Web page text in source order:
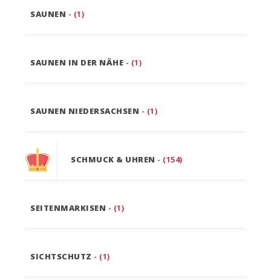
SAUNEN - (1)
SAUNEN IN DER NÄHE - (1)
SAUNEN NIEDERSACHSEN - (1)
SCHMUCK & UHREN - (154)
SEITENMARKISEN - (1)
SICHTSCHUTZ - (1)